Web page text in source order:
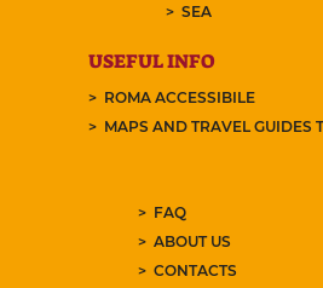
SEA
USEFUL INFO
ROMA ACCESSIBILE
MAPS AND TRAVEL GUIDES
FAQ
ABOUT US
CONTACTS